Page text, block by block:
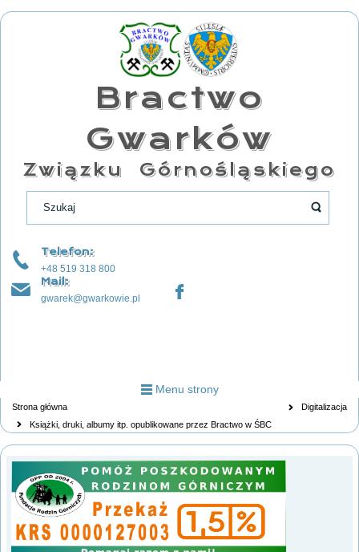
Bractwo
Gwarków
Związku Górnośląskiego
Telefon:
+48 519 318 800
Mail:
gwarek@gwarkowie.pl
Menu strony
Strona główna
Digitalizacja
Książki, druki, albumy itp. opublikowane przez Bractwo w ŚBC